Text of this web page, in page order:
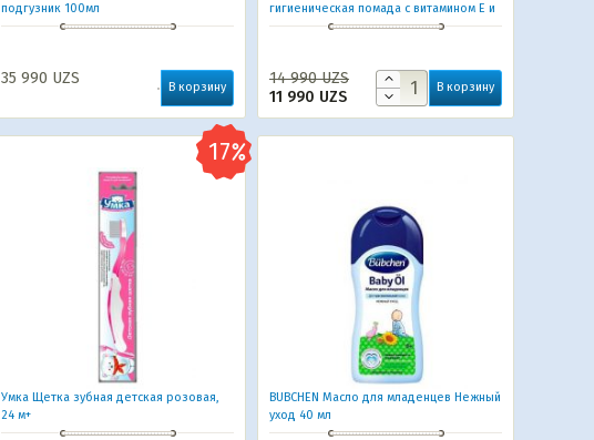
подгузник 100мл
35 990 UZS В корзину
гигиеническая помада с витамином Е и
экстрактом цветов ромашки 3 г.
14 990UZS
11 990 UZS
В корзину
Умка Щетка зубная детская розовая,
24 м+
BUBCHEN Масло для младенцев Нежный
уход 40 мл